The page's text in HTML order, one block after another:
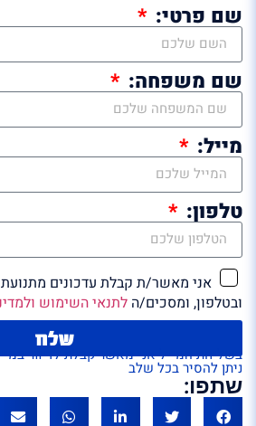
שם פרטי:
שם משפחה:
מייל:
טלפון:
אני מאשר/ת קבלת עדכונים
ובטלפון, ומסכים/ה לתנאי השימוש
שלח
ניתן להסיר בכל שלב
שתפו: